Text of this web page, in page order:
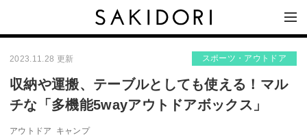
2023.11.28 更新 スポーツ・アウトドア
収納や運搬、テーブルとしても使える！マル
チな「多機能5wayアウトドアボックス」
アウトドア キャンプ